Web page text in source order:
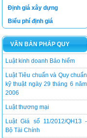
Định giá xây dựng
Biểu phí định giá
VĂN BẢN PHÁP QUY
Luật Giá số 11/2012/QH13 -
Bộ Tài Chính
Luật kinh doanh Bảo hiểm
Luật Tiêu chuẩn và Quy chuẩn
kỹ thuật ngày 29 tháng 6 năm
2006
Luật thương mại
Luật Giá số 11/2012/QH13 -
Bộ Tài Chính
Luật Xây dựng